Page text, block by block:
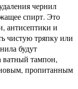
чернил
спирт. Это
антисептики и
чистую тряпку или
будут
ватный тампон,
новым, пропитанным